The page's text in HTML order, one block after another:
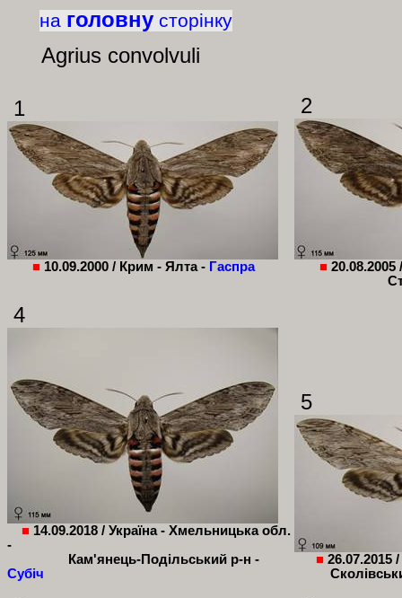
на головну сторінку
Agrius convolvuli
1
■ 10.09.2000 / Крим - Ялта - Гаспра
2
■ 20.08.2005
4
■ 14.09.2018 / Україна - Хмельницька обл.
-
Кам'янець-Подільський р-н -
Субіч
5
■ 26.07.2015 /